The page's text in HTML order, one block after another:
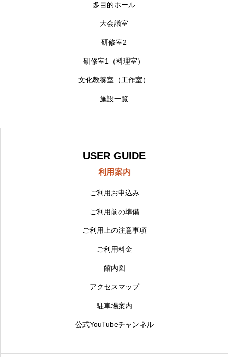
多目的ホール
大会議室
研修室2
研修室1（料理室）
文化教養室（工作室）
施設一覧
USER GUIDE
利用案内
ご利用お申込み
ご利用前の準備
ご利用上の注意事項
ご利用料金
館内図
アクセスマップ
駐車場案内
公式YouTubeチャンネル